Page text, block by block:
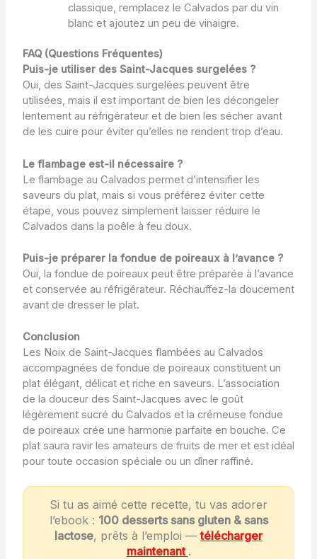
classique, remplacez le Calvados par du vin
blanc et ajoutez un peu de vinaigre.
FAQ (Questions Fréquentes)
Puis-je utiliser des Saint-Jacques surgelées ?
Oui, des Saint-Jacques surgelées peuvent être
utilisées, mais il est important de bien les décongeler
lentement au réfrigérateur et de bien les sécher avant
de les cuire pour éviter qu’elles ne rendent trop d’eau.
Le flambage est-il nécessaire ?
Le flambage au Calvados permet d’intensifier les
saveurs du plat, mais si vous préférez éviter cette
étape, vous pouvez simplement laisser réduire le
Calvados dans la poêle à feu doux.
Puis-je préparer la fondue de poireaux à l’avance ?
Oui, la fondue de poireaux peut être préparée à l’avance
et conservée au réfrigérateur. Réchauffez-la doucement
avant de dresser le plat.
Conclusion
Les Noix de Saint-Jacques flambées au Calvados
accompagnées de fondue de poireaux constituent un
plat élégant, délicat et riche en saveurs. L’association
de la douceur des Saint-Jacques avec le goût
légèrement sucré du Calvados et la crémeuse fondue
de poireaux crée une harmonie parfaite en bouche. Ce
plat saura ravir les amateurs de fruits de mer et est idéal
pour toute occasion spéciale ou un dîner raffiné.
Si tu as aimé cette recette, tu vas adorer
l’ebook : 100 desserts sans gluten & sans
lactose, prêts à l’emploi —télécharger
maintenant .